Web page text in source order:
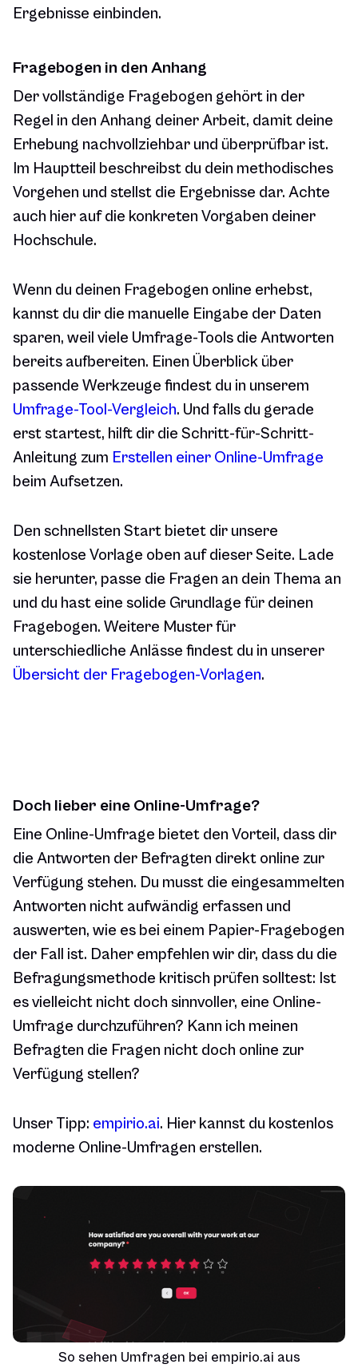
Ergebnisse einbinden.
Fragebogen in den Anhang
Der vollständige Fragebogen gehört in der
Regel in den Anhang deiner Arbeit, damit deine
Erhebung nachvollziehbar und überprüfbar ist.
Im Hauptteil beschreibst du dein methodisches
Vorgehen und stellst die Ergebnisse dar. Achte
auch hier auf die konkreten Vorgaben deiner
Hochschule.
Wenn du deinen Fragebogen online erhebst,
kannst du dir die manuelle Eingabe der Daten
sparen, weil viele Umfrage-Tools die Antworten
bereits aufbereiten. Einen Überblick über
passende Werkzeuge findest du in unserem
Umfrage-Tool-Vergleich. Und falls du gerade
erst startest, hilft dir die Schritt-für-Schritt-
Anleitung zum Erstellen einer Online-Umfrage
beim Aufsetzen.
Den schnellsten Start bietet dir unsere
kostenlose Vorlage oben auf dieser Seite. Lade
sie herunter, passe die Fragen an dein Thema an
und du hast eine solide Grundlage für deinen
Fragebogen. Weitere Muster für
unterschiedliche Anlässe findest du in unserer
Übersicht der Fragebogen-Vorlagen.
Doch lieber eine Online-Umfrage?
Eine Online-Umfrage bietet den Vorteil, dass dir
die Antworten der Befragten direkt online zur
Verfügung stehen. Du musst die eingesammelten
Antworten nicht aufwändig erfassen und
auswerten, wie es bei einem Papier-Fragebogen
der Fall ist. Daher empfehlen wir dir, dass du die
Befragungsmethode kritisch prüfen solltest: Ist
es vielleicht nicht doch sinnvoller, eine Online-
Umfrage durchzuführen? Kann ich meinen
Befragten die Fragen nicht doch online zur
Verfügung stellen?
Unser Tipp: empirio.ai. Hier kannst du kostenlos
moderne Online-Umfragen erstellen.
So sehen Umfragen bei empirio.ai aus